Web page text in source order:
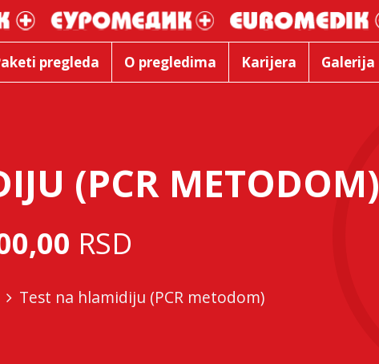
pregleda O pregledima Karijera Galerija
(PCR METODOM)
RSD
Test na hlamidiju (PCR metodom)